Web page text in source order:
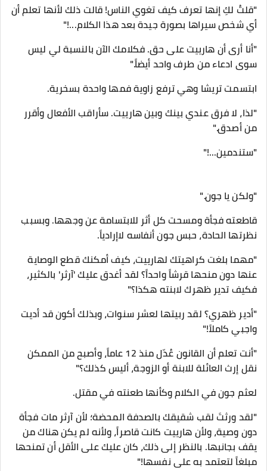
​"قلتُ لكِ إنها تعرف كيف تغوي الناس! قالت ذلك لأنها تعلم أن
أي شخص سيراها بصورة جيدة بعد هذا الكلام...!"
"أنا أرى أن هارييت على حق. فكلامك الآن بالنسبة لي ليس
سوى ادعاء من طرف واحد أيضاً."
​ابتسمت تريشا وهي ترفع زاوية فمها واحدة بسخرية.
​"لذا، لا فرق عندي بينك وبين هارييت. سأراقب الأفعال وأقرر
من أصدق."
"ستندمين...!"
"ولكن يا جون."
​قاطعته فجأة ومسحت كل أثر للابتسامة عن وجهها. وبسبب
نظرتها الحادة، حبس جون أنفاسه لاإرادياً.
​"مهما بلغت كراهيتك لهارييت، كيف أمكنك قطع الوصاية
عنها دون منحها قرشاً واحداً؟ لقد أغدق عليك 'آرثر' بالكثير،
فكيف تدير ظهرك لابنته هكذا؟"
"أدير ظهري؟ لقد ربيتها لعشر سنوات، وبذلك أكون قد أديت
واجبي كاملاً!"
"أنت تعلم أن القانون عُدّل منذ 12 عاماً، وأصبح من الممكن
نقل إرث العائلة للابنة أو الزوجة، أليس كذلك؟"
​لعثم جون في الكلام وكأنها طعنته في مقتل.
​"لقد ورثتَ لقب شقيقك بالصدفة المحضة؛ لأن آرثر مات فجأة
دون وصية، ولأن هارييت كانت قاصراً، ولأنه لم يكن هناك من
يقف بجانبها. بالنظر إلى ذلك، كان عليك على الأقل أن تمنحها
مبلغاً لتعتمد به على نفسها!"